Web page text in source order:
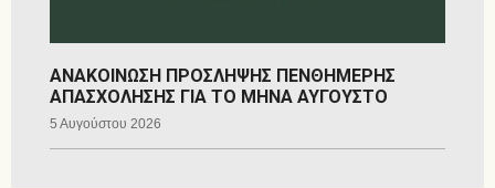
ΑΝΑΚΟΙΝΩΣΗ ΠΡΟΣΛΗΨΗΣ ΠΕΝΘΗΜΕΡΗΣ
ΑΠΑΣΧΟΛΗΣΗΣ ΓΙΑ ΤΟ ΜΗΝΑ ΑΥΓΟΥΣΤΟ
5 Αυγούστου 2026